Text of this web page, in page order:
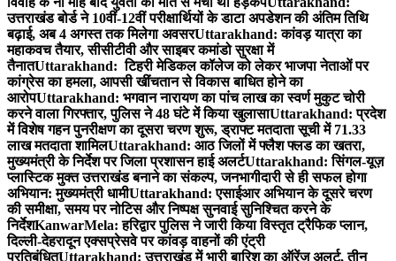
उत्तराखंड बोर्ड ने 10वीं-12वीं परीक्षार्थियों के डाटा अपडेशन की अंतिम तिथि
बढ़ाई, अब 4 अगस्त तक मिलेगा अवसरUttarakhand: कांवड़ यात्रा का
महाकवच तैयार, सीसीटीवी और साइबर कमांडो सुरक्षा में
तैनातUttarakhand: टिहरी मेडिकल कॉलेज को लेकर भाजपा नेताओं पर
कांग्रेस का हमला, आपसी खींचतान से विकास बाधित होने का
आरोपUttarakhand: भगवान नारायण का पांच लाख का स्वर्ण मुकुट चोरी
करने वाला गिरफ्तार, पुलिस ने 48 घंटे में किया खुलासाUttarakhand: प्रदेश
में विशेष गहन पुनरीक्षण का दूसरा चरण शुरू, ड्राफ्ट मतदाता सूची में 71.33
लाख मतदाता शामिलUttarakhand: आठ जिलों में फ्लैश फ्लड का खतरा,
मुख्यमंत्री के निर्देश पर जिला प्रशासन हाई अलर्टUttarakhand: सिंगल-यूज़
प्लास्टिक मुक्त उत्तराखंड बनाने का संकल्प, जनभागीदारी से ही सफल होगा
अभियान: मुख्यमंत्री धामीUttarakhand: एसाईआर अभियान के दूसरे चरण
की समीक्षा, समय पर नोटिस और निष्पक्ष सुनवाई सुनिश्चित करने के
निर्देशKanwarMela: हरिद्वार पुलिस ने जारी किया विस्तृत ट्रैफिक प्लान,
दिल्ली-देहरादून एक्सप्रेसवे पर कांवड़ वाहनों की एंट्री
प्रतिबंधितUttarakhand: उत्तराखंड में भारी बारिश का ऑरेंज अलर्ट, तीन